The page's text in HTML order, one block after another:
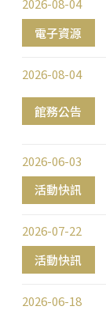
電子資源
2026-08-04
館務公告
2026-08-04
活動快訊
2026-06-03
活動快訊
2026-07-22
2026-06-18